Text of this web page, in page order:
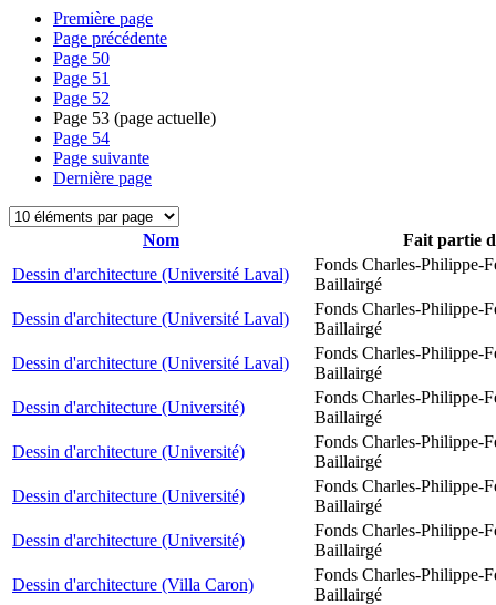
Première page
Page précédente
Page 50
Page 51
Page 52
Page 53 (page actuelle)
Page 54
Page suivante
Dernière page
Nom
Fait partie
Dessin d'architecture (Université Laval)
Fonds Charles-Philippe-
Baillairgé
Dessin d'architecture (Université Laval)
Fonds Charles-Philippe-
Baillairgé
Dessin d'architecture (Université Laval)
Fonds Charles-Philippe-
Baillairgé
Dessin d'architecture (Université)
Fonds Charles-Philippe-
Baillairgé
Dessin d'architecture (Université)
Fonds Charles-Philippe-
Baillairgé
Dessin d'architecture (Université)
Fonds Charles-Philippe-
Baillairgé
Dessin d'architecture (Université)
Fonds Charles-Philippe-
Baillairgé
Dessin d'architecture (Villa Caron)
Fonds Charles-Philippe-
Baillairgé